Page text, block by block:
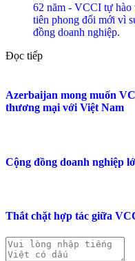
62 năm - VCCI tự hào
tiên phong đổi mới vì
đồng doanh nghiệp.
Đọc tiếp
Azerbaijan mong muốn
thương mại với Việt Nam
Cộng đồng doanh nghiệp
Thắt chặt hợp tác giữa